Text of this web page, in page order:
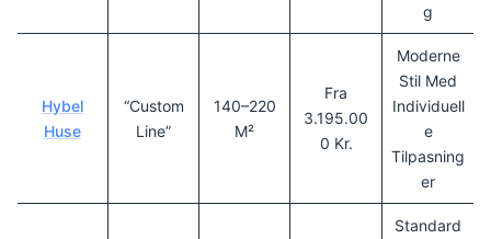
G
Hybel
Huse
“Custom
Line”
140–220
M²
Fra
3.195.00
0 Kr.
Moderne
Stil Med
Individuell
E
Tilpasning
Er
Standard